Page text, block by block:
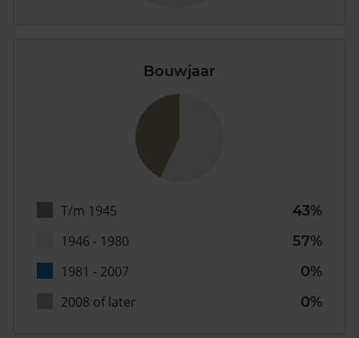
Bouwjaar
T/m 1945
43%
1946 - 1980
57%
1981 - 2007
0%
2008 of later
0%